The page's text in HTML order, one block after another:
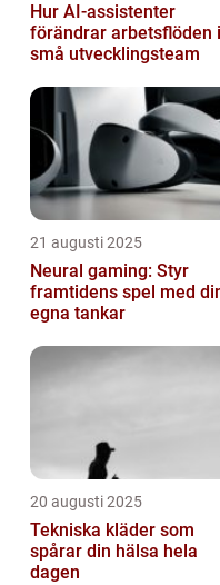
Hur AI-assistenter
förändrar arbetsflöden i
små utvecklingsteam
21 augusti 2025
Neural gaming: Styr
framtidens spel med
egna tankar
20 augusti 2025
Tekniska kläder som
spårar din hälsa hela
dagen